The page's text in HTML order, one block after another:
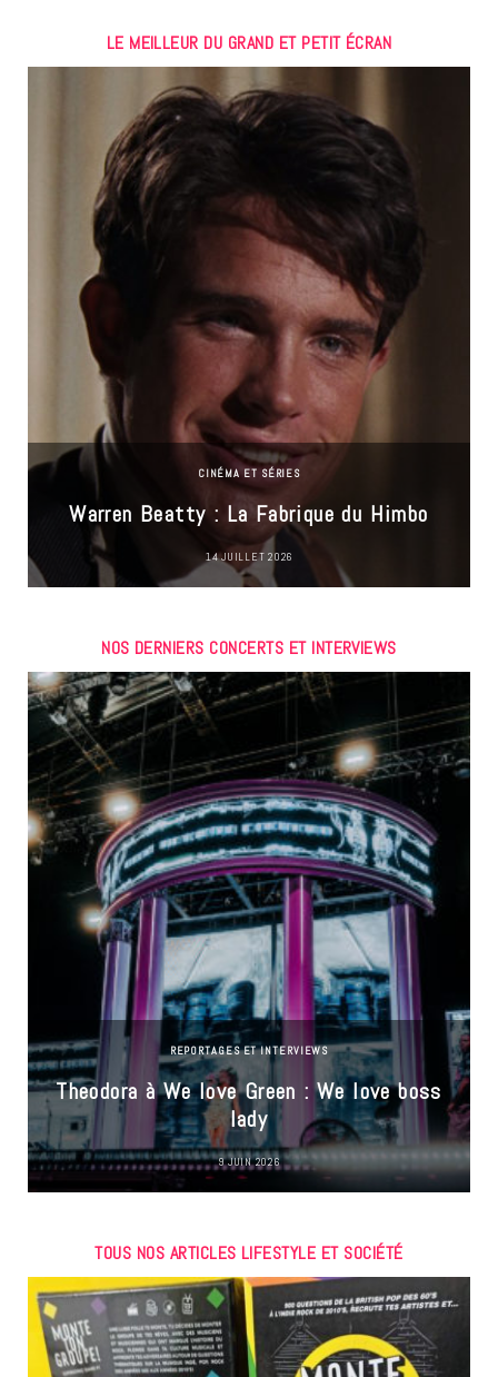
LE MEILLEUR DU GRAND ET PETIT ÉCRAN
CINÉMA ET SÉRIES
Warren Beatty : La Fabrique du Himbo
14 JUILLET 2026
NOS DERNIERS CONCERTS ET INTERVIEWS
REPORTAGES ET INTERVIEWS
Theodora à We love Green : We love boss
lady
9 JUIN 2026
TOUS NOS ARTICLES LIFESTYLE ET SOCIÉTÉ